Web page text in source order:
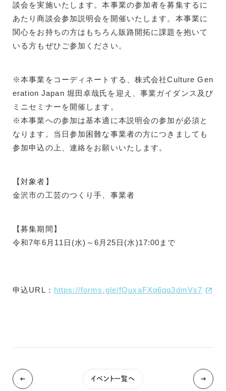
談会を実施いたします。本事業の参加者を募集するに
あたり商談会参加説明会を開催いたします。本事業に
関心をお持ちの方はもちろん販路開拓に課題を抱いて
いる方もぜひご参加ください。
※本事業をコーディネートする、株式会社Culture Gen
eration Japan 堀田卓哉氏を迎え、事業ガイダンス及び
ミニセミナーを開催します。
※本事業への参加は基本適に本説明会の参加が必須と
なります。当日参加困難な事業者の方につきましても
参加申込の上、連絡をお願いいたします。
【対象者】
金沢市の工芸のつくり手、事業者
【募集期間】
令和7年6月11日(水)～6月25日(水)17:00まで
申込URL： https://forms.gle/fQuxaFXq6qq3dmVs7
イベント一覧へ